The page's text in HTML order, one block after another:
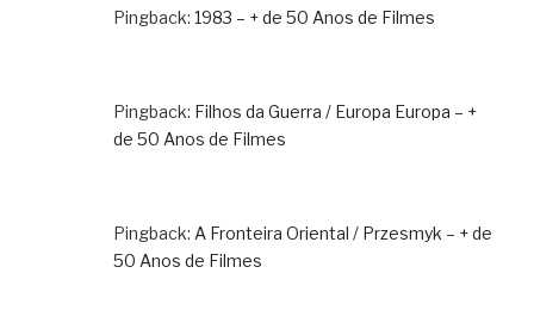
Pingback: 1983 – + de 50 Anos de Filmes
Pingback: Filhos da Guerra / Europa Europa – +
de 50 Anos de Filmes
Pingback: A Fronteira Oriental / Przesmyk – + de
50 Anos de Filmes